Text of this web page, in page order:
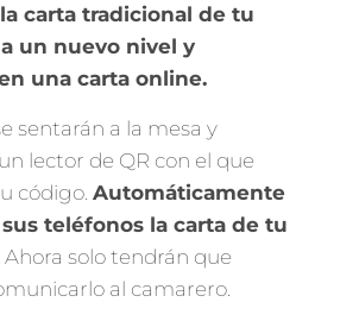
carta tradicional de tu
un nuevo nivel y
una carta online.
sentarán a la mesa y
lector de QR con el que
código. Automáticamente
teléfonos la carta de tu
Ahora solo tendrán que
al camarero.